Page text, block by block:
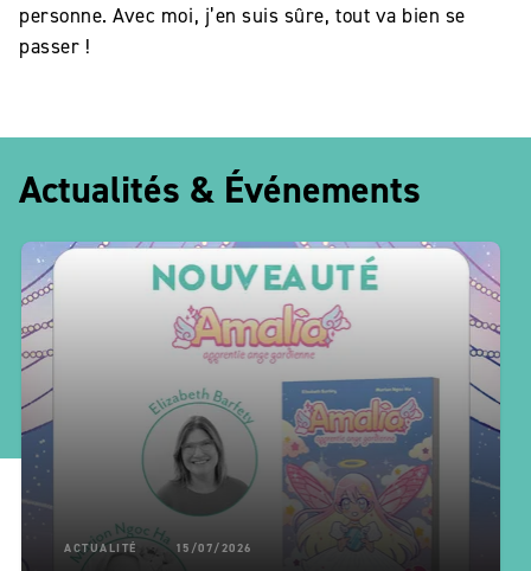
personne. Avec moi, j’en suis sûre, tout va bien se
passer !
Actualités & Événements
ACTUALITÉ 15/07/2026